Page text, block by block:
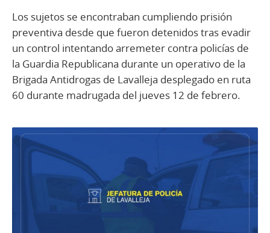
Los sujetos se encontraban cumpliendo prisión
preventiva desde que fueron detenidos tras evadir
un control intentando arremeter contra policías de
la Guardia Republicana durante un operativo de la
Brigada Antidrogas de Lavalleja desplegado en ruta
60 durante madrugada del jueves 12 de febrero.